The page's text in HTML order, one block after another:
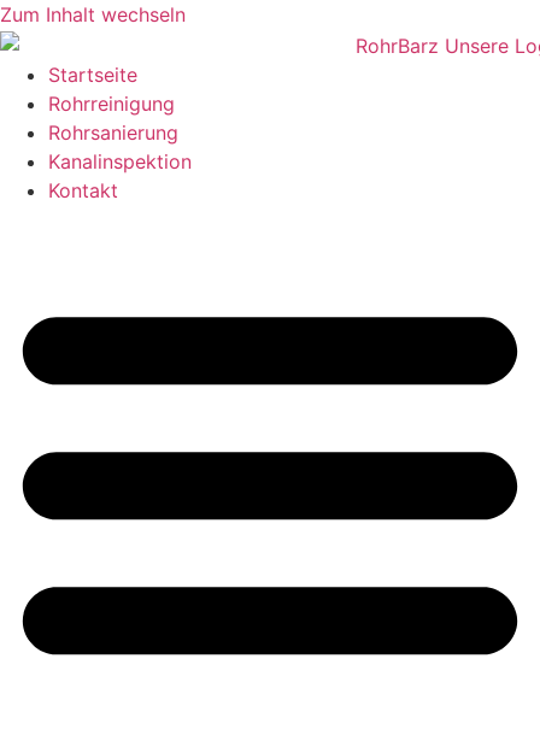
Zum Inhalt wechseln
Startseite
Rohrreinigung
Rohrsanierung
Kanalinspektion
Kontakt